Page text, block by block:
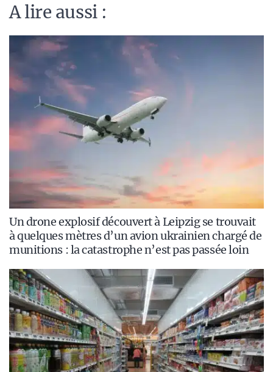
A lire aussi :
Un drone explosif découvert à Leipzig se trouvait
à quelques mètres d’un avion ukrainien chargé de
munitions : la catastrophe n’est pas passée loin